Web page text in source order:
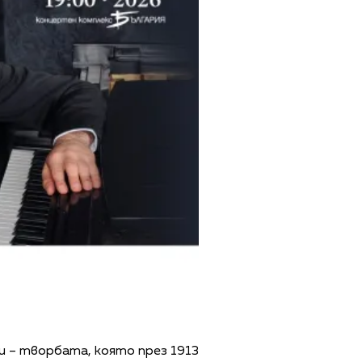
творбата, която през 1913